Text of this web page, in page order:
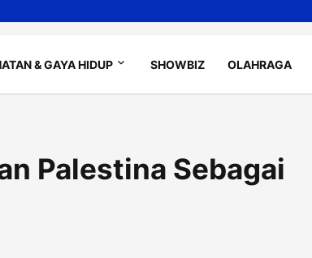
& GAYA HIDUP SHOWBIZ OLAHRAGA
Palestina Sebagai